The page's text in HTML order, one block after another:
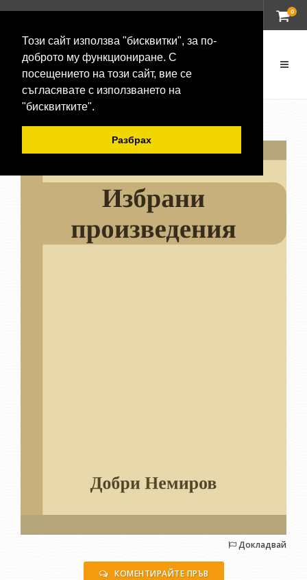
Този сайт използва "бисквитки", за по-
доброто му функциониране. С
посещението на този сайт, вие се
съгласявате с използването на
"бисквитките".
Разбрах
0
-20 %
Докладвай
КОМЕНТИРАЙТЕ ПРЪВ